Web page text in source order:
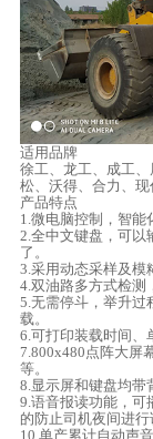
适用品牌
徐工、龙工、成工
松、沃得、合力、现
产品特点
1.微电脑控制，智能
2.全中文键盘，可以
了。
3.采用动态采样及模
4.双油路多方式检测
5.无需停斗，举升过
载。
6.可打印装载时间、
7.800x480点阵大屏
等。
8.显示屏和键盘均带
9.语音报读功能，可
的防止司机夜间进行
10.单产累计自动声